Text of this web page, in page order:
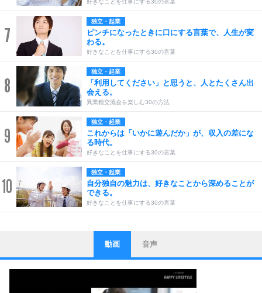
7
独立・起業
ピンチになったときに口にする言葉で、人生が変
わる。
好きなことを仕事にする30の言葉
8
独立・起業
「利用してください」と思うと、人とたくさん出
会える。
異業種交流会を楽しむ30の方法
9
独立・起業
これからは「いかに遊んだか」が、収入の差にな
る時代。
好きなことを仕事にする30の言葉
10
独立・起業
自分独自の魅力は、好きなことから深めることが
できる。
好きなことを仕事にする30の言葉
1
ストレス対策
他人と比べない。
いっそのこと、他人を見ない。
いらいらしない人になる30の方法
動画 音声